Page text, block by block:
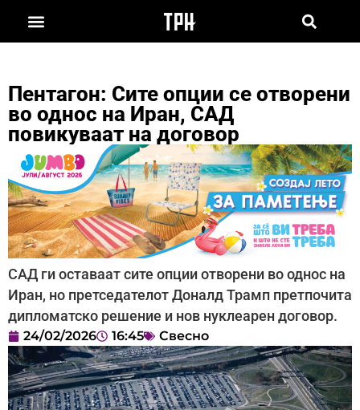
Пентагон: Сите опции се отворени
во однос на Иран, САД
повикуваат на договор
САД ги оставаат сите опции отворени во однос на
Иран, но претседателот Доналд Трамп претпочита
дипломатско решение и нов нуклеарен договор.
24/02/2026 16:45 Свесно